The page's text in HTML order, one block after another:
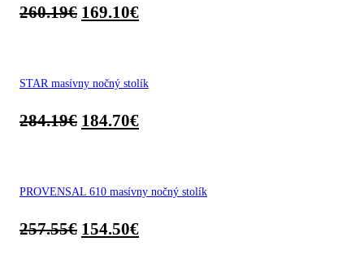
260.19€ 169.10€
STAR masívny nočný stolík
284.19€ 184.70€
PROVENSAL 610 masívny nočný stolík
257.55€ 154.50€